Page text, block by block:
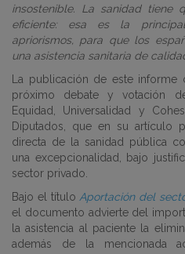
insostenible. La sanidad tiene
eficiente: esa es la
apriorismos, para que los
una asistencia sanitaria de
La publicación de este
próximo debate y votación
Equidad, Universalidad y
Diputados, que en su artículo
directa de la sanidad pública
una excepcionalidad, bajo
sector privado.
Bajo el título Aportación del
el documento advierte del
la asistencia al paciente la
además de la mencionada